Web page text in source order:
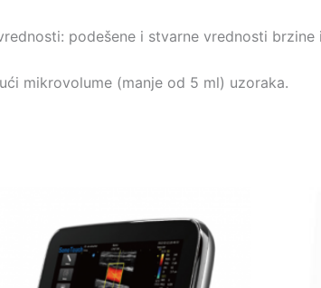
podešene i stvarne vrednosti brzine
mikrovolume (manje od 5 ml) uzoraka.